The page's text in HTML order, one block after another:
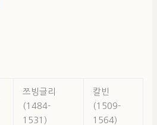
쯔빙글리
(1484-
1531)
칼빈
(1509-
1564)